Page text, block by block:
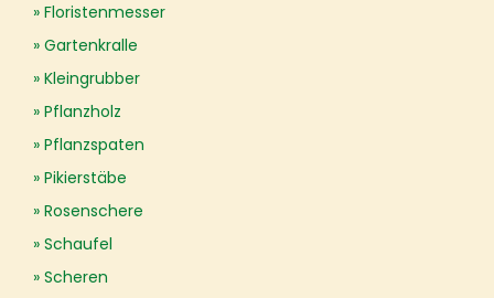
Floristenmesser
Gartenkralle
Kleingrubber
Pflanzholz
Pflanzspaten
Pikierstäbe
Rosenschere
Schaufel
Scheren